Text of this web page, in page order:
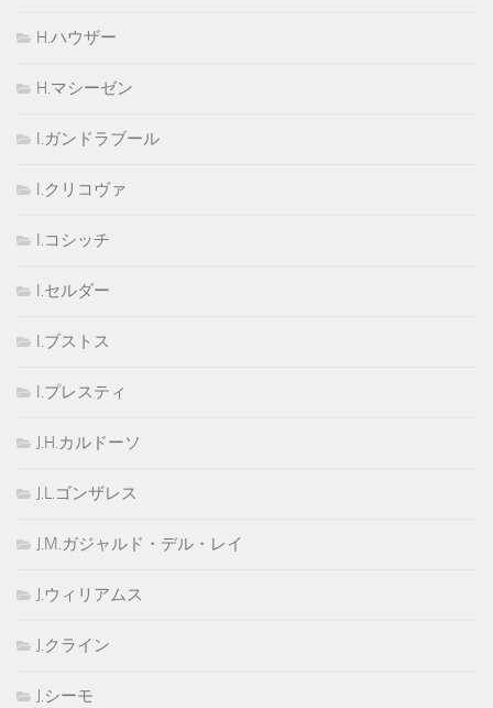
H.ハウザー
H.マシーゼン
I.ガンドラブール
I.クリコヴァ
I.コシッチ
I.セルダー
I.ブストス
I.プレスティ
J.H.カルドーソ
J.L.ゴンザレス
J.M.ガジャルド・デル・レイ
J.ウィリアムス
J.クライン
J.シーモ